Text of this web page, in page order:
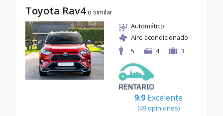
Toyota Rav4 o similar
Automático
Aire acondicionado
5
4 3
9.9 Excelente
(49 opiniones)